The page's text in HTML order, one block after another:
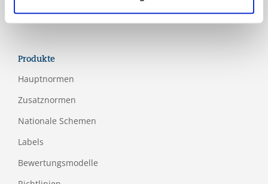
Tourismus
Produkte
Hauptnormen
Zusatznormen
Nationale Schemen
Labels
Bewertungsmodelle